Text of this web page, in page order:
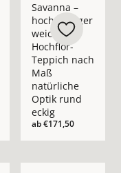
Savanna –
hochwertiger
weicher
Hochflor-
Teppich nach
Maß
natürliche
Optik rund
eckig
ab€171,50